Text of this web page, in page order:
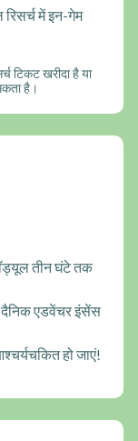
में इन-गेम
टिकट खरीदा है या
है।
तीन घंटे तक
एडवेंचर इंसेंस
हो जाएं!